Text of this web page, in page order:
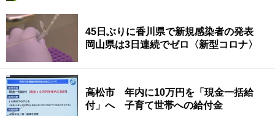
45日ぶりに香川県で新規感染者の発表
岡山県は3日連続でゼロ〈新型コロナ〉
高松市 年内に10万円を「現金一括給
付」へ 子育て世帯への給付金